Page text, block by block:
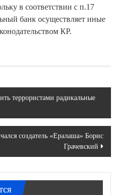
в соответствии с п.17
банк осуществляет иные
КР.
террористами радикальные
создатель «Ералаша» Борис
Грачевский